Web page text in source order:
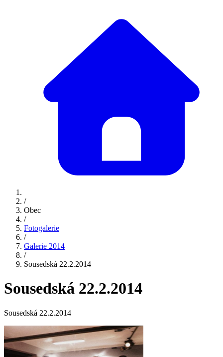
/
Obec
/
Fotogalerie
/
Galerie 2014
/
Sousedská 22.2.2014
Sousedská 22.2.2014
Sousedská 22.2.2014